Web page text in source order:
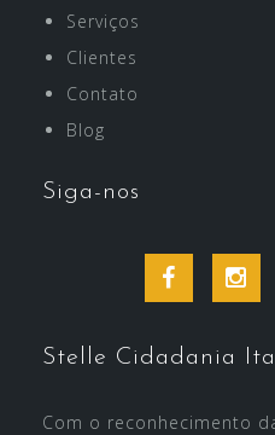
Serviços
Clientes
Contato
Blog
Siga-nos
Facebook
Stelle Cidadania
Com o reconhecimento